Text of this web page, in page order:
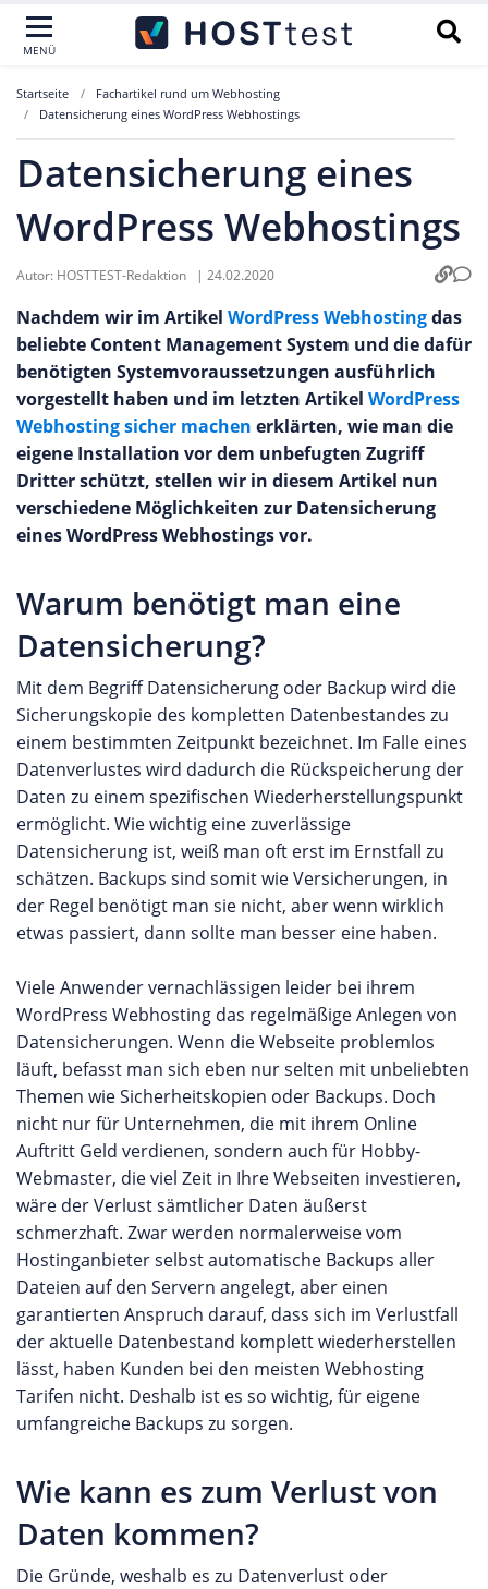
MENÜ
Startseite
Fachartikel rund um Webhosting
Datensicherung eines WordPress Webhostings
Datensicherung eines
WordPress Webhostings
Autor: HOSTTEST-Redaktion | 24.02.2020
Nachdem wir im Artikel WordPress Webhostingdas
beliebte Content Management System und die dafür
benötigten Systemvoraussetzungen ausführlich
vorgestellt haben und im letzten Artikel WordPress
Webhosting sicher machen erklärten, wie man die
eigene Installation vor dem unbefugten Zugriff
Dritter schützt, stellen wir in diesem Artikel nun
verschiedene Möglichkeiten zur Datensicherung
eines WordPress Webhostings vor.
Warum benötigt man eine
Datensicherung?
Mit dem Begriff Datensicherung oder Backup wird die
Sicherungskopie des kompletten Datenbestandes zu
einem bestimmten Zeitpunkt bezeichnet. Im Falle eines
Datenverlustes wird dadurch die Rückspeicherung der
Daten zu einem spezifischen Wiederherstellungspunkt
ermöglicht. Wie wichtig eine zuverlässige
Datensicherung ist, weiß man oft erst im Ernstfall zu
schätzen. Backups sind somit wie Versicherungen, in
der Regel benötigt man sie nicht, aber wenn wirklich
etwas passiert, dann sollte man besser eine haben.
Viele Anwender vernachlässigen leider bei ihrem
WordPress Webhosting das regelmäßige Anlegen von
Datensicherungen. Wenn die Webseite problemlos
läuft, befasst man sich eben nur selten mit unbeliebten
Themen wie Sicherheitskopien oder Backups. Doch
nicht nur für Unternehmen, die mit ihrem Online
Auftritt Geld verdienen, sondern auch für Hobby-
Webmaster, die viel Zeit in Ihre Webseiten investieren,
wäre der Verlust sämtlicher Daten äußerst
schmerzhaft. Zwar werden normalerweise vom
Hostinganbieter selbst automatische Backups aller
Dateien auf den Servern angelegt, aber einen
garantierten Anspruch darauf, dass sich im Verlustfall
der aktuelle Datenbestand komplett wiederherstellen
lässt, haben Kunden bei den meisten Webhosting
Tarifen nicht. Deshalb ist es so wichtig, für eigene
umfangreiche Backups zu sorgen.
Wie kann es zum Verlust von
Daten kommen?
Die Gründe, weshalb es zu Datenverlust oder